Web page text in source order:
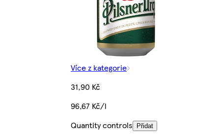
Více z kategorie
31,90 Kč
96,67 Kč/l
Quantity controls
Přidat